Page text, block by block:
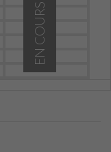
EN COURS